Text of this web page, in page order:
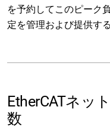
を予約してこのピーク
定を管理および提供す
EtherCATネッ
数